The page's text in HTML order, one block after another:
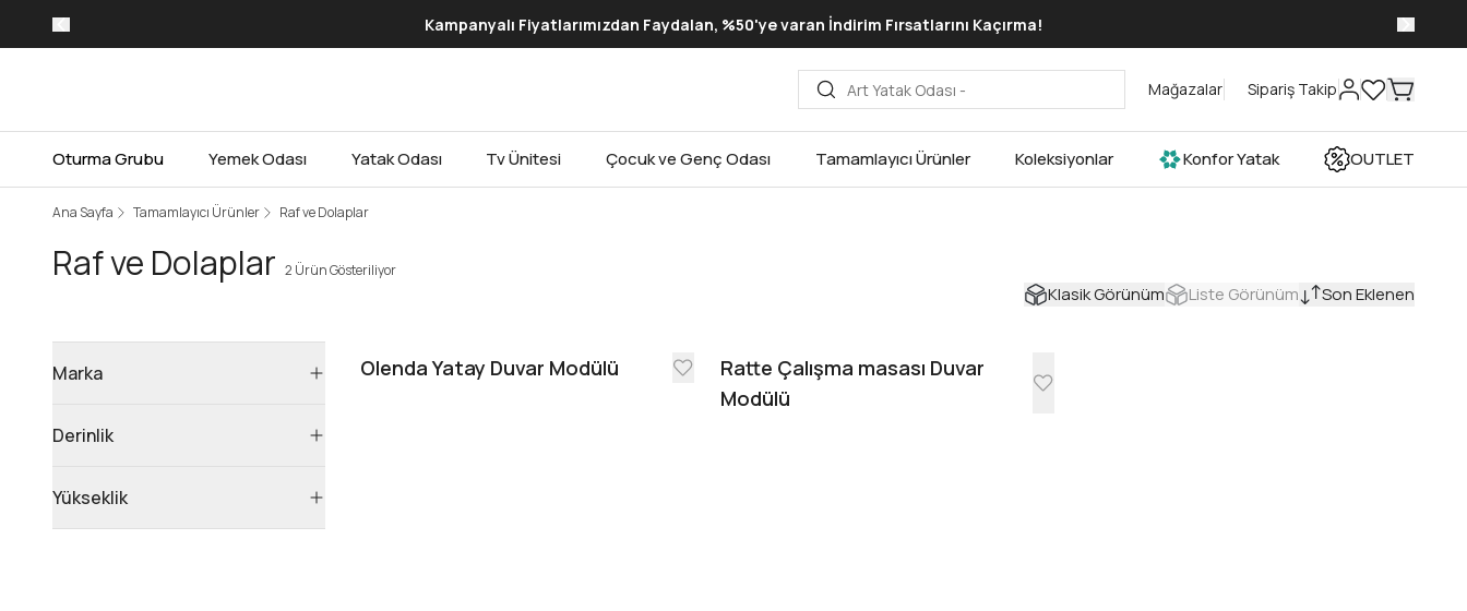
Kampanyalı Fiyatlarımızdan Faydalan, %50'ye varan İndirim Fırsatlarını Kaçırma!
Mağazalar Sipariş Takip
Oturma Grubu Yemek Odası Yatak Odası Tv Ünitesi Çocuk ve Genç Odası Tamamlayıcı Ürünler Koleksiyonlar Konfor Yatak OUTLET
Ana Sayfa Tamamlayıcı Ürünler Raf ve Dolaplar
Raf ve Dolaplar 2 Ürün Gösteriliyor
Klasik Görünüm Liste Görünüm Son Eklenen
Marka
Derinlik
Yükseklik
Olenda Yatay Duvar Modülü
Ratte Çalışma masası Duvar
Modülü